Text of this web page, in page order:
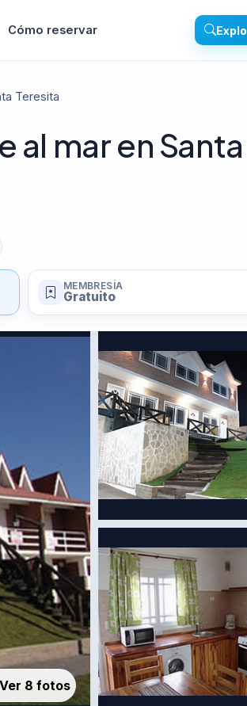
Cómo reservar
Teresita
mar en Santa
MEMBRESÍA
Gratuito
Ver 8 fotos